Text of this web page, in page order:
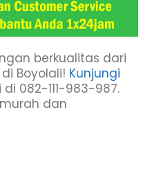
berkualitas dari
Boyolali! Kunjungi
082-111-983-987.
dan